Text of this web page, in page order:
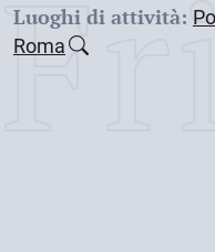
Luoghi di attività:
Roma